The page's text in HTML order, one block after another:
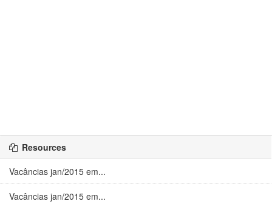
Resources
Vacâncias jan/2015 em...
Vacâncias jan/2015 em...